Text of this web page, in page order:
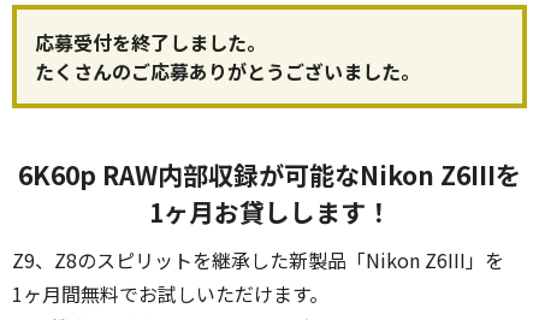
応募受付を終了しました。
たくさんのご応募ありがとうございました。
6K60p RAW内部収録が可能なNikon Z6IIIを
1ヶ月お貸しします！
Z9、Z8のスピリットを継承した新製品「Nikon Z6III」を
1ヶ月間無料でお試しいただけます。